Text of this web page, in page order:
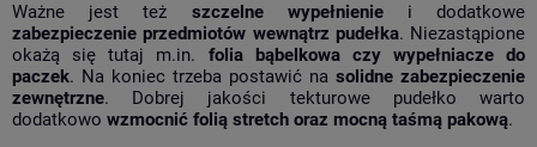
Ważne jest też szczelne wypełnieniei dodatkowe
zabezpieczenie przedmiotów wewnątrz pudełka. Niezastąpione
okażą się tutaj m.in. folia bąbelkowa czy wypełniacze do
paczek. Na koniec trzeba postawić na solidne zabezpieczenie
zewnętrzne. Dobrej jakości tekturowe pudełko warto
dodatkowo wzmocnić folią stretch oraz mocną taśmą pakową.